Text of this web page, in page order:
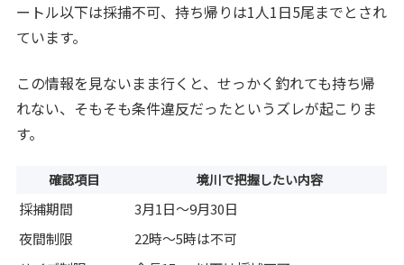
ートル以下は採捕不可、持ち帰りは1人1日5尾までとされ
ています。
この情報を見ないまま行くと、せっかく釣れても持ち帰
れない、そもそも条件違反だったというズレが起こりま
す。
確認項目 境川で把握したい内容
採捕期間
3月1日～9月30日
夜間制限
22時～5時は不可